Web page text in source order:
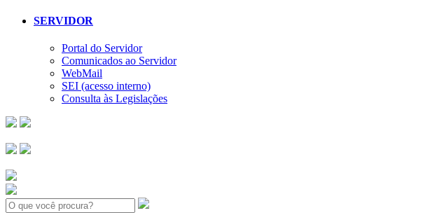
SERVIDOR
Portal do Servidor
Comunicados ao Servidor
WebMail
SEI (acesso interno)
Consulta às Legislações
Search: